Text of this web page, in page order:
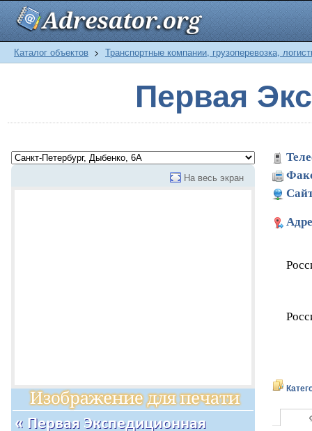
Каталог объектов > Транспортные компании, грузоперевозка,
Первая
На весь экран